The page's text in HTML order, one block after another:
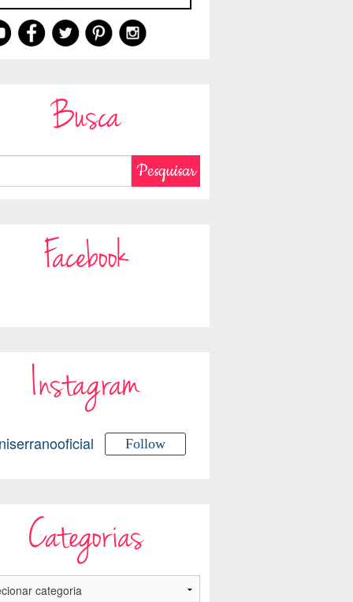
Busca
Facebook
Instagram
Follow
Categorias